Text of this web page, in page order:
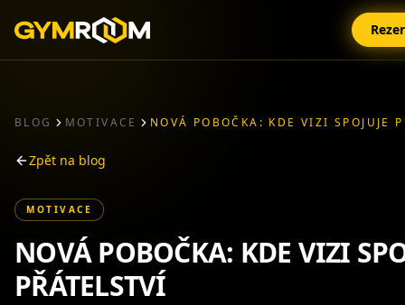
BLOG MOTIVACE
Zpět na blog
MOTIVACE
NOVÁ POBOČKA: KDE VIZI
PŘÁTELSTVÍ